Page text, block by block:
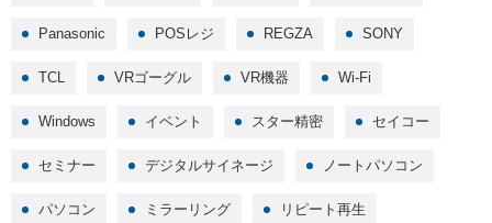
Panasonic POSレジ REGZA SONY
TCL VRゴーグル VR機器 Wi-Fi
Windows イベント スター精密 セイコー
セミナー デジタルサイネージ ノートパソコン
パソコン ミラーリング リピート再生